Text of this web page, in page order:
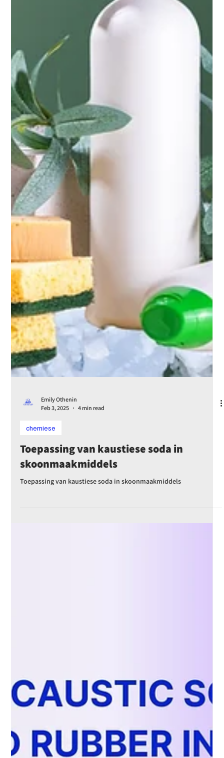
Feb 3, 2025
4 min read
chemiese
skoonmaakmiddels
Toepassing van kaustiese soda in skoonmaakmiddels